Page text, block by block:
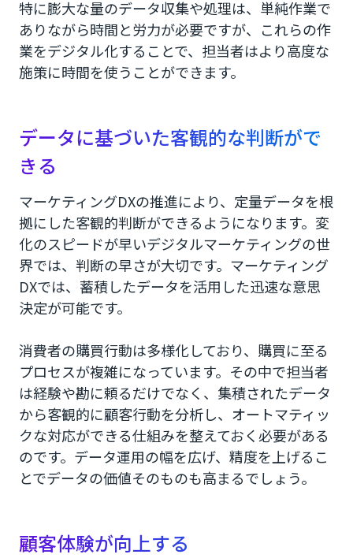
特に膨大な量のデータ収集や処理は、単純作業で
ありながら時間と労力が必要ですが、これらの作
業をデジタル化することで、担当者はより高度な
施策に時間を使うことができます。
データに基づいた客観的な判断がで
きる
マーケティングDXの推進により、定量データを根
拠にした客観的判断ができるようになります。変
化のスピードが早いデジタルマーケティングの世
界では、判断の早さが大切です。マーケティング
DXでは、蓄積したデータを活用した迅速な意思
決定が可能です。
消費者の購買行動は多様化しており、購買に至る
プロセスが複雑になっています。その中で担当者
は経験や勘に頼るだけでなく、集積されたデータ
から客観的に顧客行動を分析し、オートマティッ
クな対応ができる仕組みを整えておく必要がある
のです。データ運用の幅を広げ、精度を上げるこ
とでデータの価値そのものも高まるでしょう。
顧客体験が向上する